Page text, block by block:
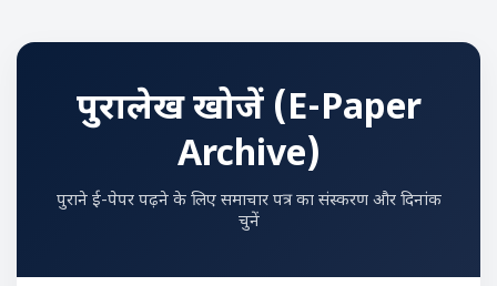
पुरालेख खोजें (E-Paper
Archive)
पुराने ई-पेपर पढ़ने के लिए समाचार पत्र का संस्करण और दिनांक
चुनें